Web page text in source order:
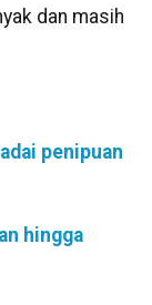
dan masih
penipuan
hingga